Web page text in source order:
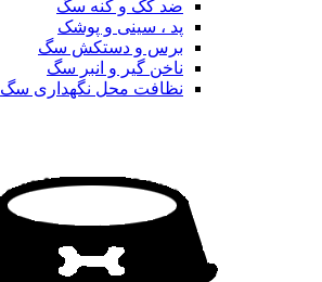
ضد کک و کنه سگ
پد ، سینی و پوشک
برس و دستکش سگ
ناخن گیر و انبر سگ
نظافت محل نگهداری سگ